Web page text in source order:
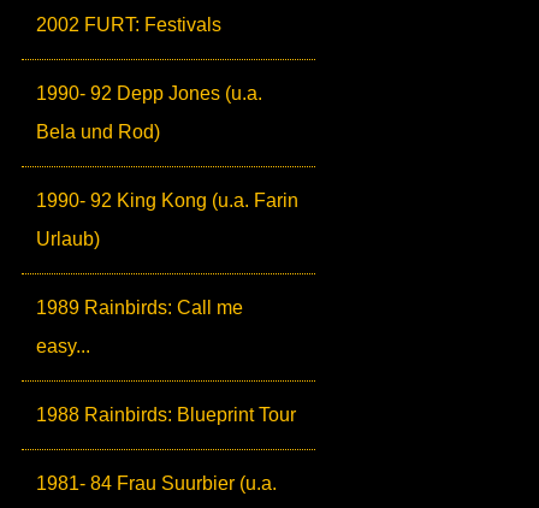
2002 FURT: Festivals
1990- 92 Depp Jones (u.a.
Bela und Rod)
1990- 92 King Kong (u.a. Farin
Urlaub)
1989 Rainbirds: Call me
easy...
1988 Rainbirds: Blueprint Tour
1981- 84 Frau Suurbier (u.a.